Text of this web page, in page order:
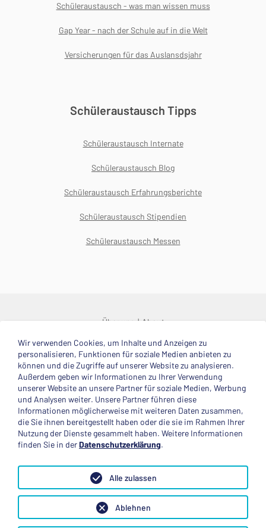
Schüleraustausch - was man wissen muss
Gap Year - nach der Schule auf in die Welt
Versicherungen für das Auslansdsjahr
Schüleraustausch Tipps
Schüleraustausch Internate
Schüleraustausch Blog
Schüleraustausch Erfahrungsberichte
Schüleraustausch Stipendien
Schüleraustausch Messen
Über uns About
© 2025 Deutsche Stiftung Völkerverständigung
Impressum Datenschutzerklärung Kontakt
Mitglied im
Anerkannte Einsatzstelle
Wir verwenden Cookies, um Inhalte und Anzeigen zu
personalisieren, Funktionen für soziale Medien anbieten zu
können und die Zugriffe auf unserer Website zu analysieren.
Außerdem geben wir Informationen zu Ihrer Verwendung
unserer Website an unsere Partner für soziale Medien, Werbung
und Analysen weiter. Unsere Partner führen diese
Informationen möglicherweise mit weiteren Daten zusammen,
die Sie ihnen bereitgestellt haben oder die sie im Rahmen Ihrer
Nutzung der Dienste gesammelt haben. Weitere Informationen
finden Sie in derDatenschutzerklärung.
Ablehnen
Alle zulassen